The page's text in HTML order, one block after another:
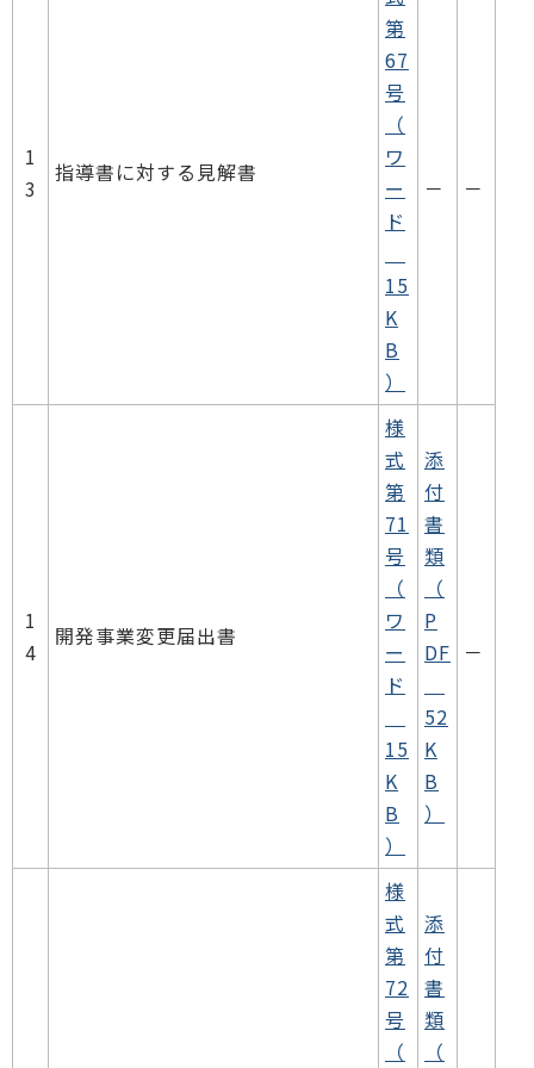
1
3
指導書に対する見解書
第
67
号
（
ワ
ー
ド
15
K
B
）
－ －
1
4
開発事業変更届出書
様
式
第
71
号
（
ワ
ー
ド
15
K
B
）
添
付
書
類
（
P
DF
52
K
B
）
－
様
式
第
72
号
（
添
付
書
類
（